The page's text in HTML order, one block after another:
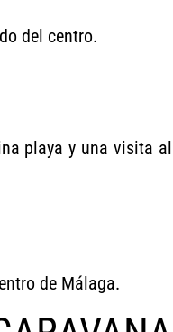
del centro.
playa y una visita al
de Málaga.